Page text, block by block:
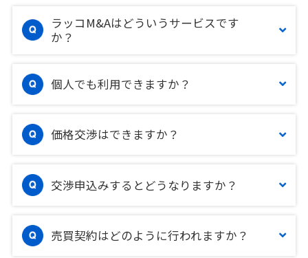
ラッコM&Aはどういうサービスです
か？
個人でも利用できますか？
価格交渉はできますか？
交渉申込みするとどうなりますか？
売買契約はどのように行われますか？